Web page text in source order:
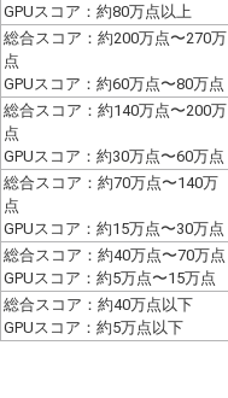
GPUスコア：約80万点以上
総合スコア：約200万点〜270万
点
GPUスコア：約60万点〜80万点
総合スコア：約140万点〜200万
点
GPUスコア：約30万点〜60万点
総合スコア：約70万点〜140万
点
GPUスコア：約15万点〜30万点
総合スコア：約40万点〜70万点
GPUスコア：約5万点〜15万点
総合スコア：約40万点以下
GPUスコア：約5万点以下